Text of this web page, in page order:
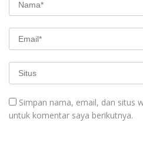
Simpan nama, email, dan situs
untuk komentar saya berikutnya.